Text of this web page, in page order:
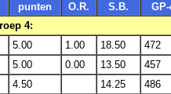
punten O.R. S.B.
4:
5.00 1.00 18.50
472
5.00 0.00 13.50
457
4.50 14.25
486